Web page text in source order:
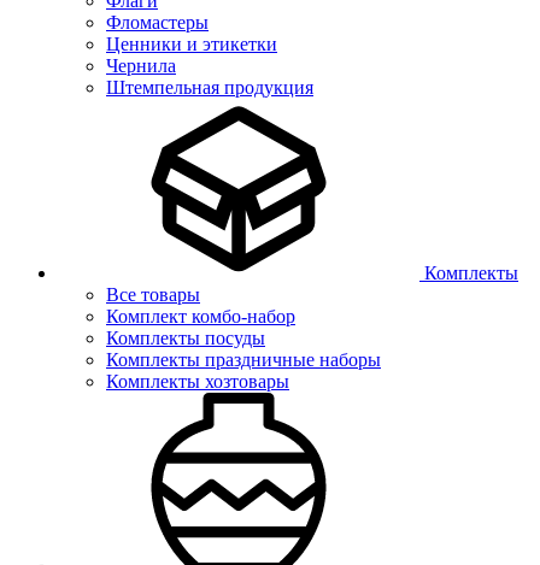
Фломастеры
Ценники и этикетки
Чернила
Штемпельная продукция
Комплекты
Все товары
Комплект комбо-набор
Комплекты посуды
Комплекты праздничные наборы
Комплекты хозтовары